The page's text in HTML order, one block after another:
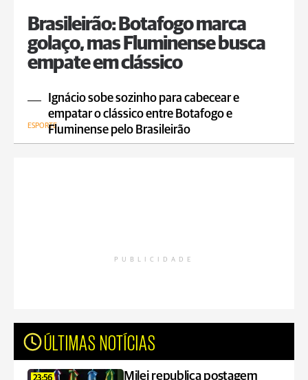
Brasileirão: Botafogo marca
golaço, mas Fluminense busca
empate em clássico
Ignácio sobe sozinho para cabecear e
empatar o clássico entre Botafogo e
Fluminense pelo Brasileirão
ESPORTE
PUBLICIDADE
ÚLTIMAS NOTÍCIAS
Milei republica postagem